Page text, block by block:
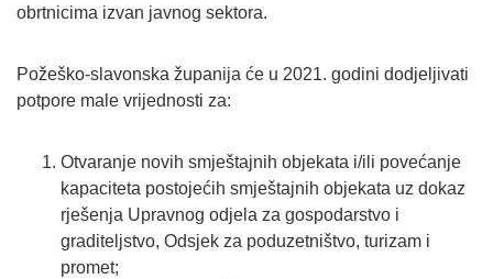
obrtnicima izvan javnog sektora.
Požeško-slavonska županija će u 2021. godini dodjeljivati
potpore male vrijednosti za:
Otvaranje novih smještajnih objekata i/ili povećanje
kapaciteta postojećih smještajnih objekata uz dokaz
rješenja Upravnog odjela za gospodarstvo i
graditeljstvo, Odsjek za poduzetništvo, turizam i
promet;